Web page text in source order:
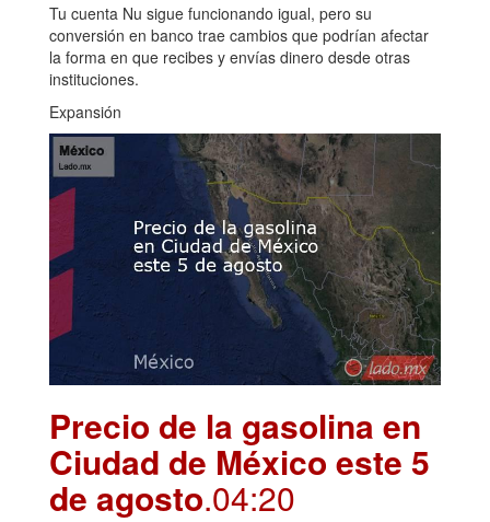
Tu cuenta Nu sigue funcionando igual, pero su
conversión en banco trae cambios que podrían afectar
la forma en que recibes y envías dinero desde otras
instituciones.
Expansión
Precio de la gasolina en
Ciudad de México este 5
de agosto.04:20